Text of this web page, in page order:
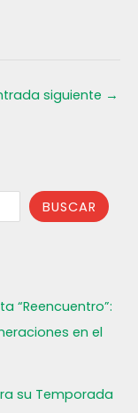
siguiente →
BUSCAR
“Reencuentro”:
en el
su Temporada